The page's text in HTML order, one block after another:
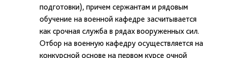
подготовки), причем сержантам и рядовым
обучение на военной кафедре засчитывается
как срочная служба в рядах вооруженных сил.
Отбор на военную кафедру осуществляется на
конкурсной основе на первом курсе очной